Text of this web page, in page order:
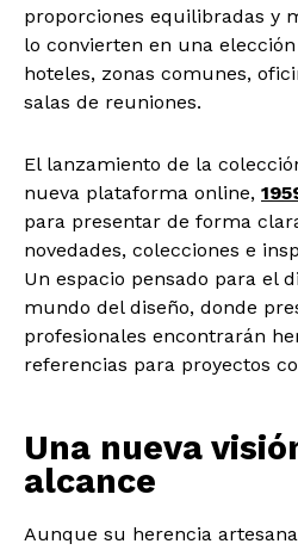
proporciones equilibradas y
lo convierten en una
hoteles, zonas comunes,
salas de reuniones.
El lanzamiento de la
nueva plataforma online,
para presentar de forma
novedades, colecciones e
Un espacio pensado para el
mundo del diseño, donde
profesionales encontrarán
referencias para proyectos
Una nueva
alcance
Aunque su herencia